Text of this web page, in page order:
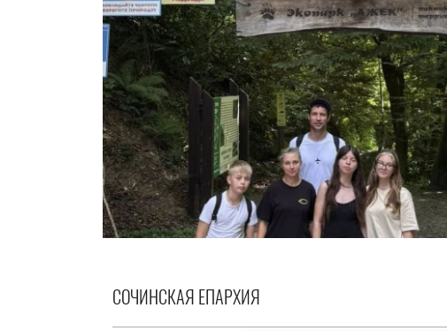
14.07.2026 В поход за вдохновением
СОЧИНСКАЯ ЕПАРХИЯ